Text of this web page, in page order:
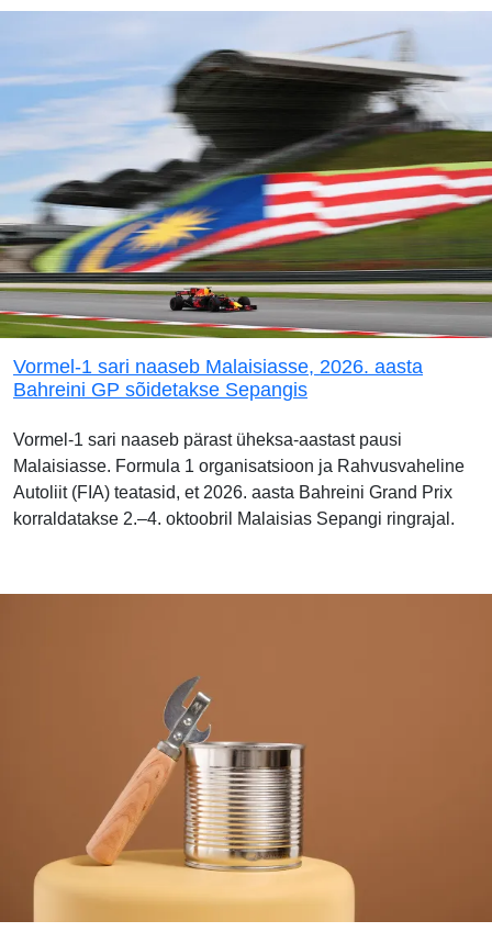
Vormel-1 sari naaseb Malaisiasse, 2026. aasta
Bahreini GP sõidetakse Sepangis
Vormel-1 sari naaseb pärast üheksa-aastast pausi
Malaisiasse. Formula 1 organisatsioon ja Rahvusvaheline
Autoliit (FIA) teatasid, et 2026. aasta Bahreini Grand Prix
korraldatakse 2.–4. oktoobril Malaisias Sepangi ringrajal.